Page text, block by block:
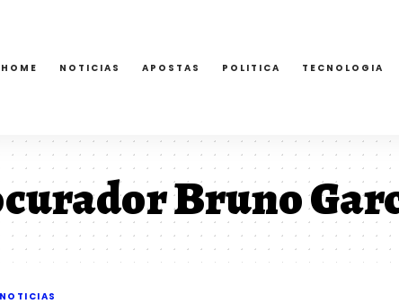
HOME NOTICIAS APOSTAS POLITICA TECNOLOGIA
Bruno
NOTICIAS